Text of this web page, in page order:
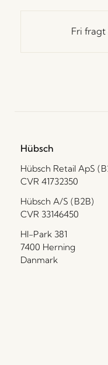
Fri
Hübsch
Hübsch Retail ApS
CVR 41732350
Hübsch A/S (B2B)
CVR 33146450
HI-Park 381
7400 Herning
Danmark